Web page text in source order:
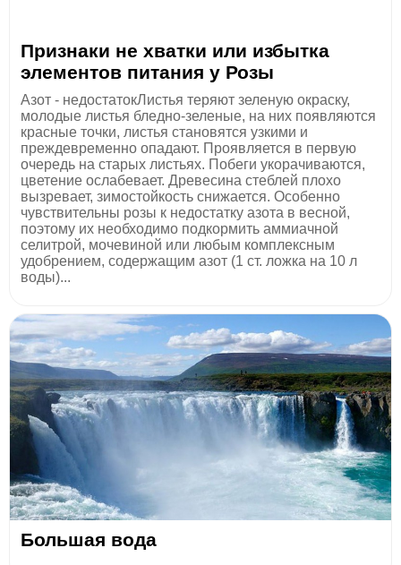
Признаки не хватки или избытка
элементов питания у Розы
Азот - недостатокЛистья теряют зеленую окраску,
молодые листья бледно-зеленые, на них появляются
красные точки, листья становятся узкими и
преждевременно опадают. Проявляется в первую
очередь на старых листьях. Побеги укорачиваются,
цветение ослабевает. Древесина стеблей плохо
вызревает, зимостойкость снижается. Особенно
чувствительны розы к недостатку азота в весной,
поэтому их необходимо подкормить аммиачной
селитрой, мочевиной или любым комплексным
удобрением, содержащим азот (1 ст. ложка на 10 л
воды)...
Большая вода